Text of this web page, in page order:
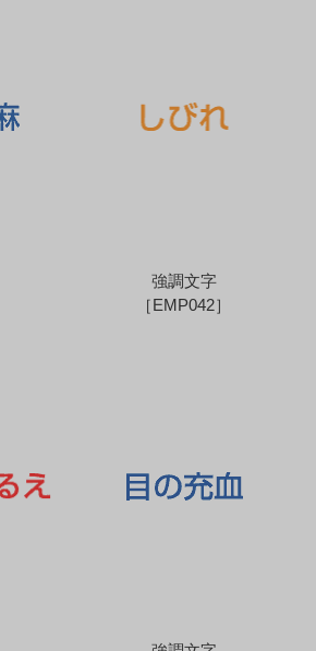
強調文字
［EMP042］